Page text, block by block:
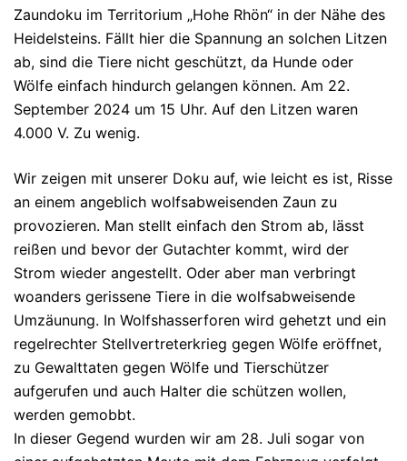
Zaundoku im Territorium „Hohe Rhön“ in der Nähe des
Heidelsteins. Fällt hier die Spannung an solchen Litzen
ab, sind die Tiere nicht geschützt, da Hunde oder
Wölfe einfach hindurch gelangen können. Am 22.
September 2024 um 15 Uhr. Auf den Litzen waren
4.000 V. Zu wenig.
Wir zeigen mit unserer Doku auf, wie leicht es ist, Risse
an einem angeblich wolfsabweisenden Zaun zu
provozieren. Man stellt einfach den Strom ab, lässt
reißen und bevor der Gutachter kommt, wird der
Strom wieder angestellt. Oder aber man verbringt
woanders gerissene Tiere in die wolfsabweisende
Umzäunung. In Wolfshasserforen wird gehetzt und ein
regelrechter Stellvertreterkrieg gegen Wölfe eröffnet,
zu Gewalttaten gegen Wölfe und Tierschützer
aufgerufen und auch Halter die schützen wollen,
werden gemobbt.
In dieser Gegend wurden wir am 28. Juli sogar von